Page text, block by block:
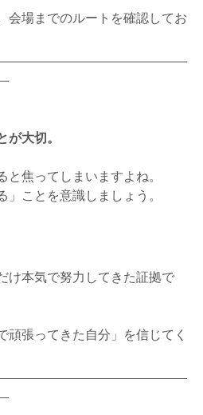
会場までのルートを確認してお
が大切。
焦ってしまいますよね。
」ことを意識しましょう。
け本気で努力してきた証拠で
頑張ってきた自分」を信じてく